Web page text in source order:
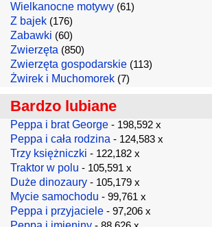
Wielkanocne motywy (61)
Z bajek (176)
Zabawki (60)
Zwierzęta (850)
Zwierzęta gospodarskie (113)
Żwirek i Muchomorek (7)
Bardzo lubiane
Peppa i brat George - 198,592 x
Peppa i cała rodzina - 124,583 x
Trzy księżniczki - 122,182 x
Traktor w polu - 105,591 x
Duże dinozaury - 105,179 x
Mycie samochodu - 99,761 x
Peppa i przyjaciele - 97,206 x